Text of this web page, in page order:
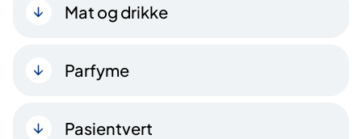
Mat og drikke
Parfyme
Pasientvert